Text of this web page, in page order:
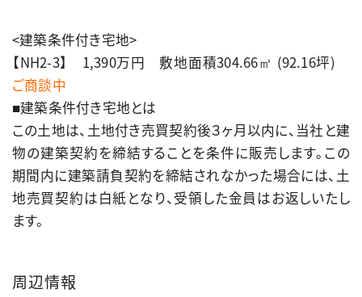
<建築条件付き宅地>
【NH2-3】 1,390万円 敷地面積304.66㎡ (92.16坪)
ご商談中
■建築条件付き宅地とは
この土地は、土地付き売買契約後３ヶ月以内に、当社と建
物の建築契約を締結することを条件に販売します。この
期間内に建築請負契約を締結されなかった場合には、土
地売買契約は白紙となり、受領した金員はお返しいたし
ます。
周辺情報